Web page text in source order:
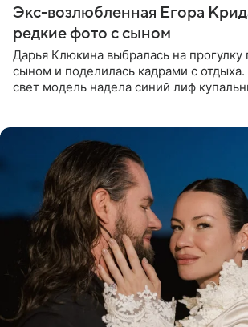
Экс-возлюбленная Егора
редкие фото с сыном
Дарья Клюкина выбралась на прогулку
сыном и поделилась кадрами с
свет модель надела синий лиф